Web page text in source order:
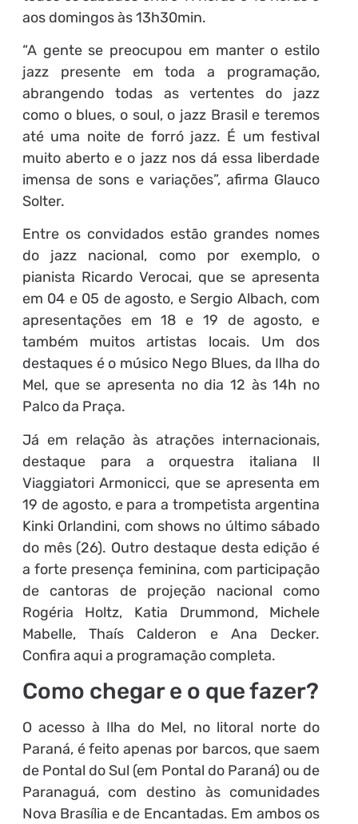
aos domingos às 13h30min.
“A gente se preocupou em manter o estilo
jazz presente em toda a programação,
abrangendo todas as vertentes do jazz
como o blues, o soul, o jazz Brasil e teremos
até uma noite de forró jazz. É um festival
muito aberto e o jazz nos dá essa liberdade
imensa de sons e variações”, afirma Glauco
Solter.
Entre os convidados estão grandes nomes
do jazz nacional, como por exemplo, o
pianista Ricardo Verocai, que se apresenta
em 04 e 05 de agosto, e Sergio Albach, com
apresentações em 18 e 19 de agosto, e
também muitos artistas locais. Um dos
destaques é o músico Nego Blues, da Ilha do
Mel, que se apresenta no dia 12 às 14h no
Palco da Praça.
Já em relação às atrações internacionais,
destaque para a orquestra italiana Il
Viaggiatori Armonicci, que se apresenta em
19 de agosto, e para a trompetista argentina
Kinki Orlandini, com shows no último sábado
do mês (26). Outro destaque desta edição é
a forte presença feminina, com participação
de cantoras de projeção nacional como
Rogéria Holtz, Katia Drummond, Michele
Mabelle, Thaís Calderon e Ana Decker.
Confira aqui a programação completa.
Como chegar e o que fazer?
O acesso à Ilha do Mel, no litoral norte do
Paraná, é feito apenas por barcos, que saem
de Pontal do Sul (em Pontal do Paraná) ou de
Paranaguá, com destino às comunidades
Nova Brasília e de Encantadas. Em ambos os